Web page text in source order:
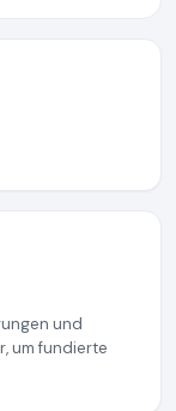
und
um fundierte